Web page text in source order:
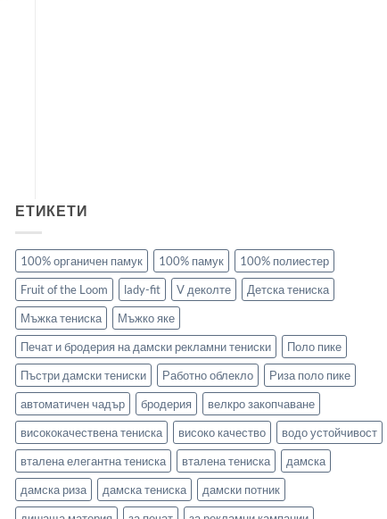
ЕТИКЕТИ
100% органичен памук 100% памук
100% полиестер
Fruit of the Loom
lady-fit V деколте
Детска тениска
Мъжка тениска
Мъжко яке
Печат и бродерия на дамски рекламни тениски
Поло пике
Пъстри дамски тениски
Работно облекло
Риза поло пике
автоматичен чадър
бродерия
велкро закопчаване
висококачествена тениска
високо качество
водо устойчивост
вталена елегантна тениска
вталена тениска
дамска
дамска риза
дамска тениска
дамски потник